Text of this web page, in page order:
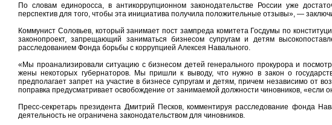
По словам единоросса, в антикоррупционном законодательстве России уже
перспектив для того, чтобы эта инициатива получила положительные отзывы», —
Коммунист Соловьев, который занимает пост зампреда комитета Госдумы по
законопроект, запрещающий заниматься бизнесом супругам и детям
расследованием Фонда борьбы с коррупцией Алексея Навального.
«Мы проанализировали ситуацию с бизнесом детей генерального прокурора и
жены некоторых губернаторов. Мы пришли к выводу, что нужно в закон о
предполагает запрет на участие в бизнесе супругам и детям, причем независимо от
поправка предусматривает освобождение от занимаемой должности чиновников, «если
Пресс-секретарь президента Дмитрий Песков, комментируя расследование фонда
деятельность не ограничена законодательством для чиновников.​